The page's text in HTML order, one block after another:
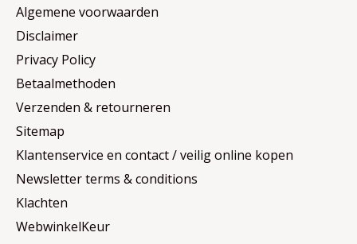
Algemene voorwaarden
Disclaimer
Privacy Policy
Betaalmethoden
Verzenden & retourneren
Sitemap
Klantenservice en contact / veilig online kopen
Newsletter terms & conditions
Klachten
WebwinkelKeur